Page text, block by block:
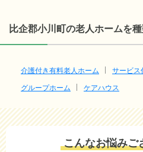
比企郡小川町の老人ホームを
介護付き有料老人ホーム
サービス
グループホーム
ケアハウス
こんなお悩みご